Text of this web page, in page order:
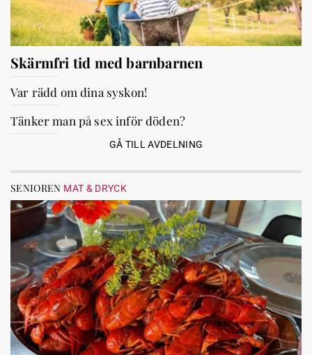
Skärmfri tid med barnbarnen
Var rädd om dina syskon!
Tänker man på sex inför döden?
GÅ TILL AVDELNING
SENIOREN MAT & DRYCK